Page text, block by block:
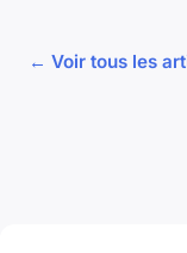
← Voir tous les